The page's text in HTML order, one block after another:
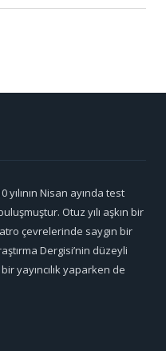
Nisan ayında test
Otuz yılı aşkın bir
çevrelerinde saygın bir
Dergisi’nin düzeyli
yayıncılık yaparken de